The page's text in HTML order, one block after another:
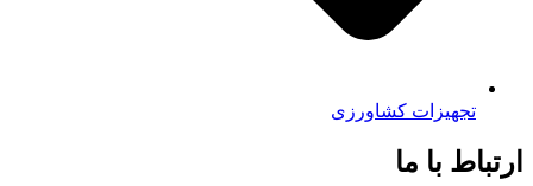
تجهیزات کشاورزی
ارتباط با ما